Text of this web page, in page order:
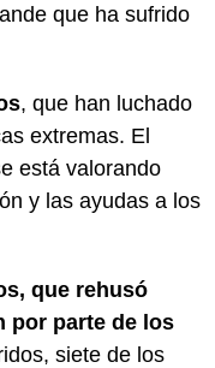
que ha sufrido
, que han luchado
extremas. El
está valorando
y las ayudas a los
que rehusó
por parte de los
siete de los